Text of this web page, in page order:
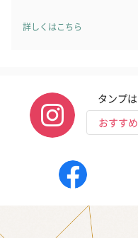
詳しくはこちら
タンプ
おすす